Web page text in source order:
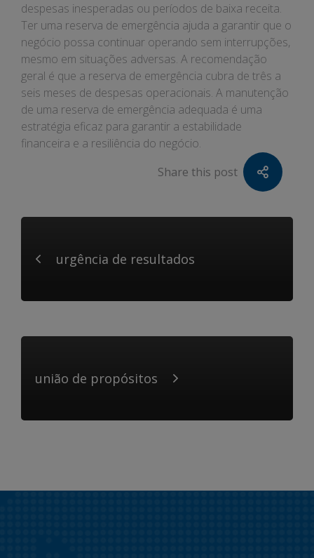
despesas inesperadas ou períodos de baixa receita.
Ter uma reserva de emergência ajuda a garantir que o
negócio possa continuar operando sem interrupções,
mesmo em situações adversas. A recomendação
geral é que a reserva de emergência cubra de três a
seis meses de despesas operacionais. A manutenção
de uma reserva de emergência adequada é uma
estratégia eficaz para garantir a estabilidade
financeira e a resiliência do negócio.
Share this post
urgência de resultados
união de propósitos